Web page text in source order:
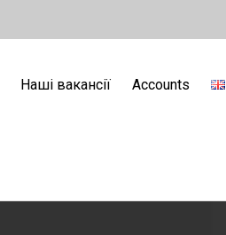
Наші вакансії Accounts